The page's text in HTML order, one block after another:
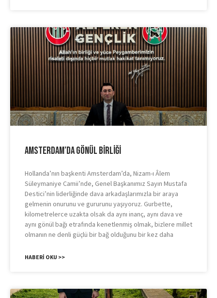
Amsterdam’da Gönül Birliği
Hollanda’nın başkenti Amsterdam’da, Nizam-ı Âlem
Süleymaniye Camii’nde, Genel Başkanımız Sayın Mustafa
Destici’nin liderliğinde dava arkadaşlarımızla bir araya
gelmenin onurunu ve gururunu yaşıyoruz. Gurbette,
kilometrelerce uzakta olsak da aynı inanç, aynı dava ve
aynı gönül bağı etrafında kenetlenmiş olmak, bizlere millet
olmanın ne denli güçlü bir bağ olduğunu bir kez daha
HABERI OKU >>